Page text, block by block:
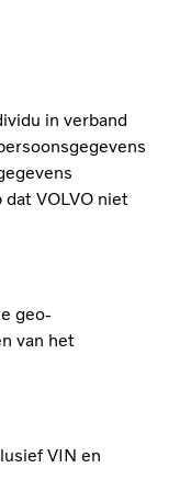
in verband
VOLVO niet
geo-
van het
VIN en